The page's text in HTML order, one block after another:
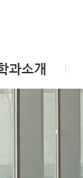
과소개